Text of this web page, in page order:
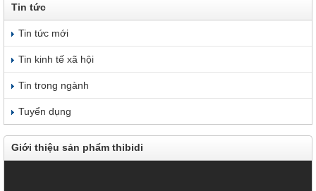
Tin tức
Tin tức mới
Tin kinh tế xã hội
Tin trong ngành
Tuyển dụng
Giới thiệu sản phẩm thibidi